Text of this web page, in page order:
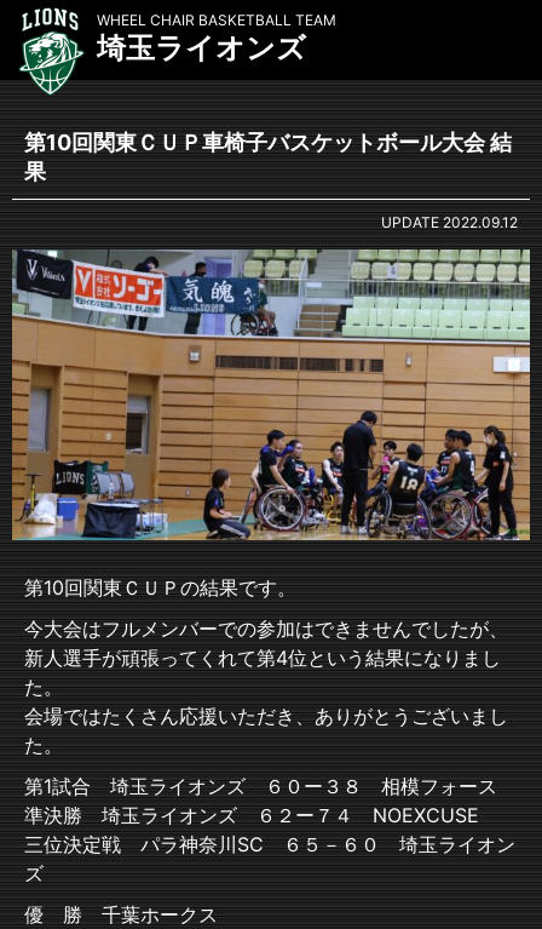
WHEEL CHAIR BASKETBALL TEAM
埼玉ライオンズ
第10回関東ＣＵＰ車椅子バスケットボール大会 結
果
UPDATE2022.09.12
第10回関東ＣＵＰの結果です。
今大会はフルメンバーでの参加はできませんでしたが、
新人選手が頑張ってくれて第4位という結果になりまし
た。
会場ではたくさん応援いただき、ありがとうございまし
た。
第1試合 埼玉ライオンズ ６０ー３８ 相模フォース
準決勝 埼玉ライオンズ ６２ー７４ NOEXCUSE
三位決定戦 パラ神奈川SC ６５－６０ 埼玉ライオン
ズ
優 勝 千葉ホークス